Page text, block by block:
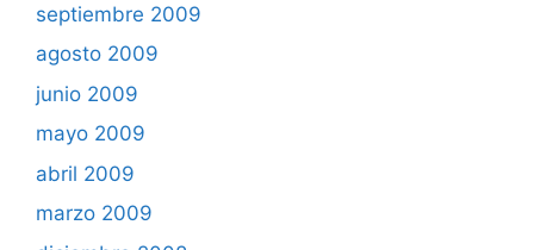
septiembre 2009
agosto 2009
junio 2009
mayo 2009
abril 2009
marzo 2009